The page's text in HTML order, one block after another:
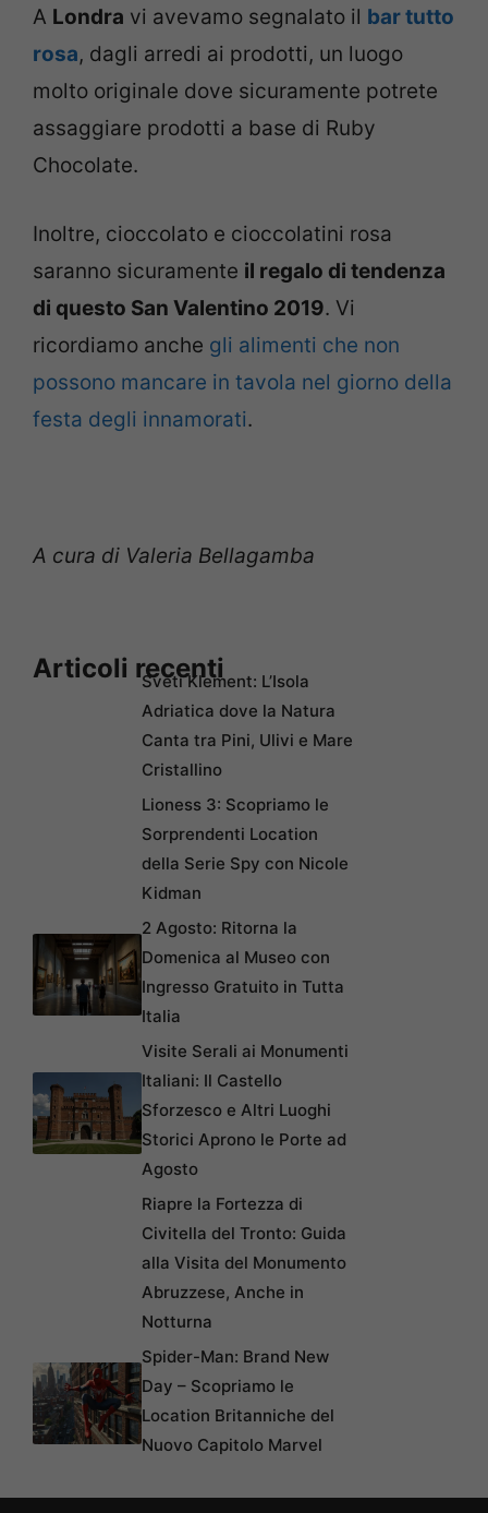
A Londra vi avevamo segnalato il bar tutto
rosa, dagli arredi ai prodotti, un luogo
molto originale dove sicuramente potrete
assaggiare prodotti a base di Ruby
Chocolate.
Inoltre, cioccolato e cioccolatini rosa
saranno sicuramente il regalo di tendenza
di questo San Valentino 2019. Vi
ricordiamo anche gli alimenti che non
possono mancare in tavola nel giorno della
festa degli innamorati.
A cura di Valeria Bellagamba
Articoli recentiSveti Klement: L’Isola
Adriatica dove la Natura
Canta tra Pini, Ulivi e Mare
Cristallino
Lioness 3: Scopriamo le
Sorprendenti Location
della Serie Spy con Nicole
Kidman
2 Agosto: Ritorna la
Domenica al Museo con
Ingresso Gratuito in Tutta
Italia
Visite Serali ai Monumenti
Italiani: Il Castello
Sforzesco e Altri Luoghi
Storici Aprono le Porte ad
Agosto
Riapre la Fortezza di
Civitella del Tronto: Guida
alla Visita del Monumento
Abruzzese, Anche in
Notturna
Spider-Man: Brand New
Day – Scopriamo le
Location Britanniche del
Nuovo Capitolo Marvel